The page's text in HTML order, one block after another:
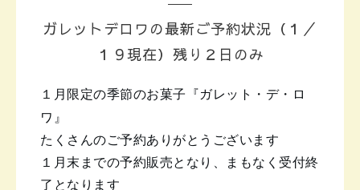
ガレットデロワの最新ご予約状況（１／
１９現在）残り２日のみ
１月限定の季節のお菓子 『ガレット・デ・ロ
ワ』
たくさんのご予約ありがとうございます
１月末までの予約販売となり、まもなく受付終
了となります